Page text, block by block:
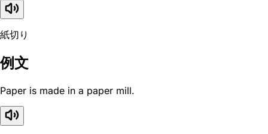
紙切り
例文
Paper is made in a paper mill.